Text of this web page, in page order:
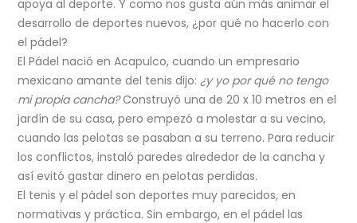
apoya al deporte. Y como nos gusta aún más animar el
desarrollo de deportes nuevos, ¿por qué no hacerlo con
el pádel?
El Pádel nació en Acapulco, cuando un empresario
mexicano amante del tenis dijo:¿y yo por qué no tengo
mi propia cancha?Construyó una de 20 x 10 metros en el
jardín de su casa, pero empezó a molestar a su vecino,
cuando las pelotas se pasaban a su terreno. Para reducir
los conflictos, instaló paredes alrededor de la cancha y
así evitó gastar dinero en pelotas perdidas.
El tenis y el pádel son deportes muy parecidos, en
normativas y práctica. Sin embargo, en el pádel las